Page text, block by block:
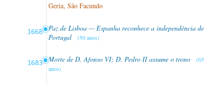
Geria, São Facundo
1668
Paz de Lisboa — Espanha reconhece a independência de
Portugal
(50 anos)
1683 Morte de D. Afonso VI; D. Pedro II assume o trono
(65
anos)